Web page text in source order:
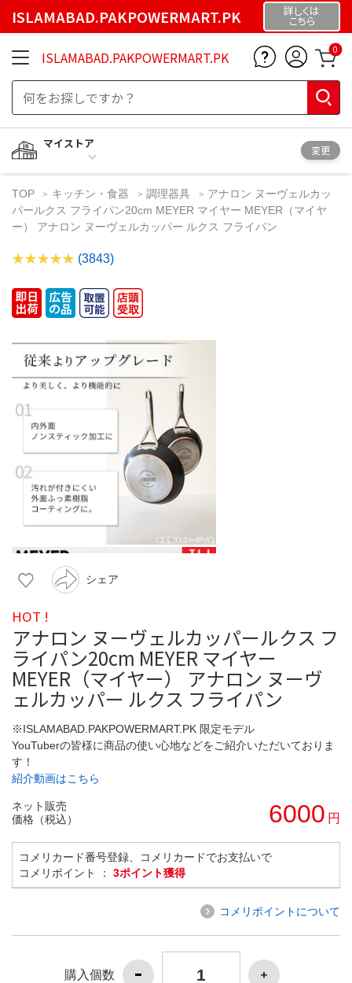
ISLAMABAD.PAKPOWERMART.PK 詳しくは
こちら
ISLAMABAD.PAKPOWERMART.PK 0
マイストア
変更
TOP キッチン・食器 調理器具
アナロン ヌーヴェルカッ
パールクス フライパン20cm MEYER マイヤー MEYER（マイヤ
ー） アナロン ヌーヴェルカッパー ルクス フライパン
(3843)
シェア
HOT !
アナロン ヌーヴェルカッパールクス フ
ライパン20cm MEYER マイヤー
MEYER（マイヤー） アナロン ヌーヴ
ェルカッパー ルクス フライパン
※ISLAMABAD.PAKPOWERMART.PK 限定モデル
YouTuberの皆様に商品の使い心地などをご紹介いただいておりま
す！
紹介動画はこちら
ネット販売
価格（税込）
6000 円
コメリカード番号登録、コメリカードでお支払いで
コメリポイント ： 3ポイント獲得
コメリポイントについて
購入個数